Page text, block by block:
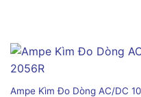
Ampe Kìm Đo Dòng AC/DC